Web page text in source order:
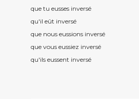
que tu eusses inversé
qu'il eût inversé
que nous eussions inversé
que vous eussiez inversé
qu'ils eussent inversé